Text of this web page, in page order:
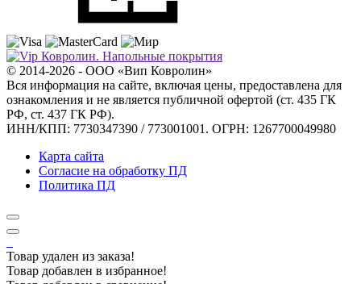
© 2014-2026 - ООО «Вип Ковролин»
Вся информация на сайте, включая цены, предоставлена для
ознакомления и не является публичной офертой (ст. 435 ГК
РФ, ст. 437 ГК РФ).
ИНН/КПП: 7730347390 / 773001001. ОГРН: 1267700049980
Карта сайта
Согласие на обработку ПД
Политика ПД
Товар удален из заказа!
Товар добавлен в избранное!